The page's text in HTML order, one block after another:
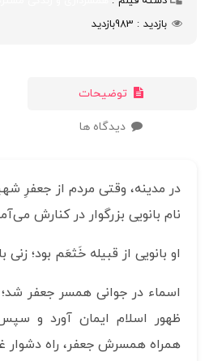
بازدید
983بازدید
توضیحات
دیدگاه ها
در مدینه، وقتی مردم از جعفرِ
نام بانویی بزرگوار در کنارش
او بانویی از قبیله خَثعَم بود؛ زنی
اسماء در جوانی همسر جعفر
ظهور اسلام ایمان آورد و
همراه همسرش جعفر، راه دشوار